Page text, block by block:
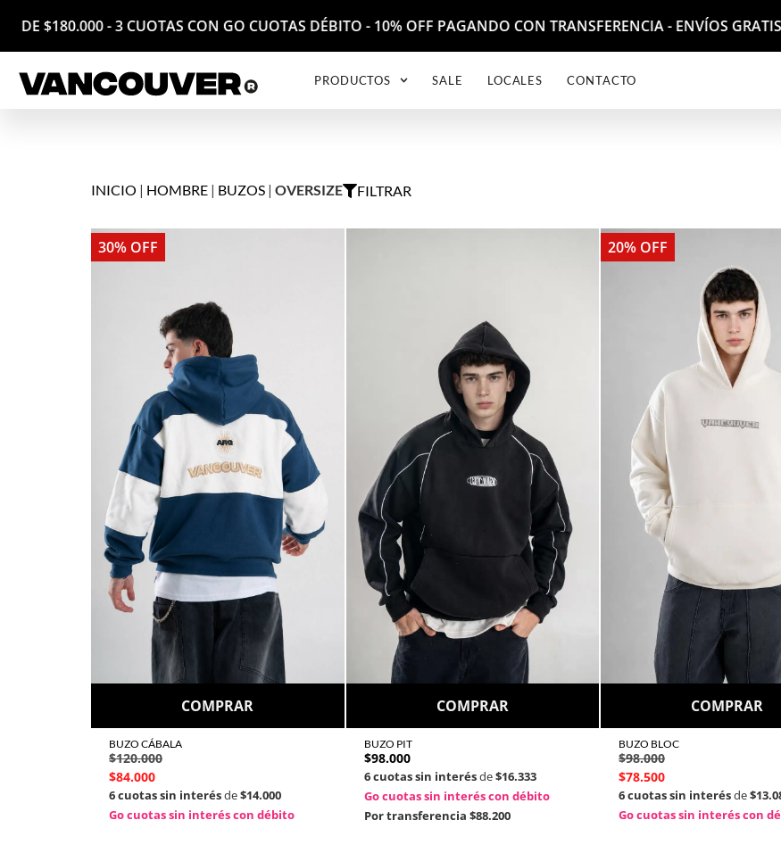
- 3 CUOTAS CON GO CUOTAS DÉBITO - 10% OFF PAGANDO CON TRANSFERENCIA - ENVÍOS GRATIS A
PRODUCTOS SALE LOCALES CONTACTO
INICIO | HOMBRE | BUZOS | OVERSIZE FILTRAR
30% OFF
COMPRAR
BUZO CÁBALA
$120.000
$84.000
6 cuotas sin interésde$14.000
Go cuotas sin interés con débito
COMPRAR
BUZO PIT
$98.000
6 cuotas sin interésde$16.333
Go cuotas sin interés con débito
Por transferencia $88.200
20% OFF
COMPRAR
BUZO BLOC
$98.000
$78.500
6 cuotas sin interésde
Go cuotas sin interés con